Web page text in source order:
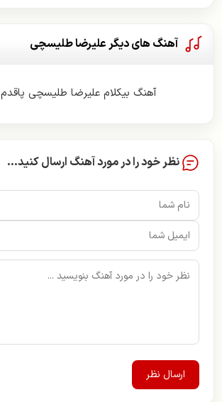
آهنگ های دیگر علیرضا طلیسچی
آهنگ بیکلام علیرضا طلیسچی پاقدم
نظر خود را در مورد آهنگ ارسال کنید...
ارسال نظر